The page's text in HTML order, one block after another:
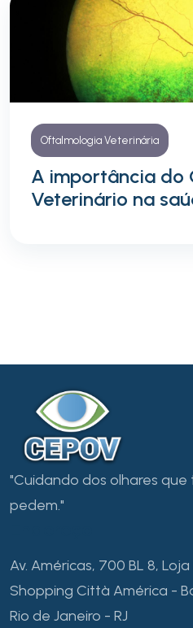
Oftalmologia Veterinária
A importância do
Veterinário na
"Cuidando dos olhares
pedem."
Av. Américas, 700 BL 8, Loja
Shopping Città América -
Rio de Janeiro - RJ